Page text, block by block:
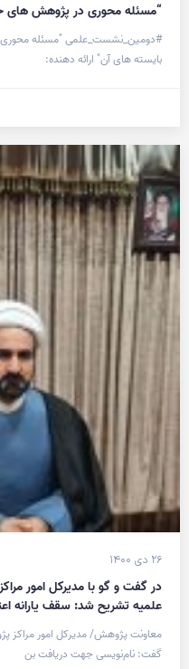
“مسئله محوری در پژوهش های
#دومین_نشست_علمی "مسئله محوری
بایسته های آن" ارائه دهنده:
۲۶ دی ۱۴۰۰
در گفت و گو با مدیرکل امور
علمیه تشریح شد: سقف یارانه
معاونت پژوهش/ مدیرکل امور مراکز
گفت: نام‌نویسی جهت دریافت بن